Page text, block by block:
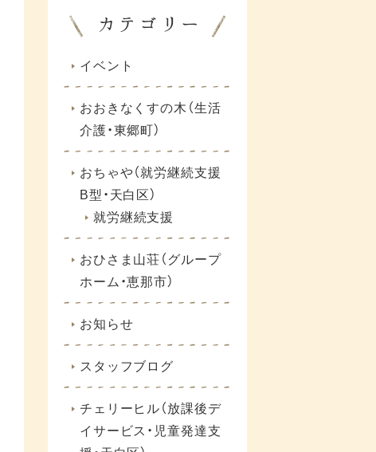
イベント
おおきなくすの木（生活
介護・東郷町）
おちゃや（就労継続支援
B型・天白区）
就労継続支援
おひさま山荘（グループ
ホーム・恵那市）
お知らせ
スタッフブログ
チェリーヒル（放課後デ
イサービス・児童発達支